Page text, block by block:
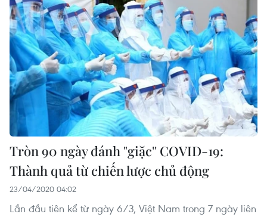
Tròn 90 ngày đánh "giặc'' COVID-19:
Thành quả từ chiến lược chủ động
23/04/2020 04:02
Lần đầu tiên kể từ ngày 6/3, Việt Nam trong 7 ngày liên